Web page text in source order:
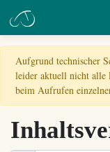
Aufgrund technischer
leider aktuell nicht alle
beim Aufrufen